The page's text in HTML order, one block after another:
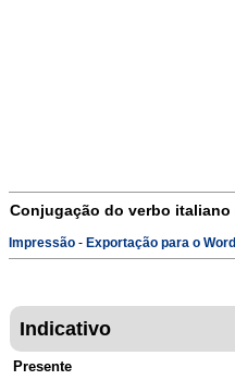
Conjugação do verbo italiano
Impressão - Exportação para o Word
Indicativo
Presente